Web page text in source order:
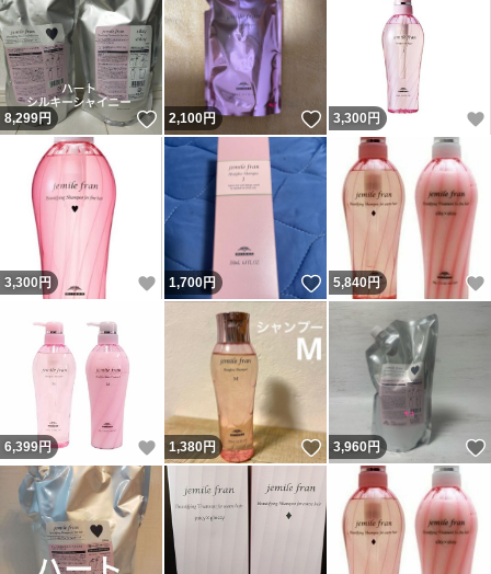
8,299円 いいね！
2,100円 いいね！
3,300 円
3,300 円 いいね！
1,700円 いいね！
5,840円
6,399円 いいね！
1,380円 いいね！
3,960円